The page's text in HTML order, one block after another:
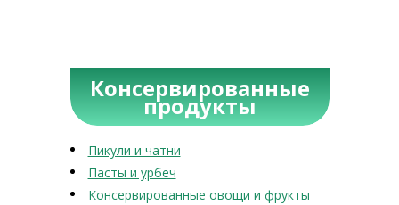
Консервированные
продукты
Пикули и чатни
Пасты и урбеч
Консервированные овощи и фрукты